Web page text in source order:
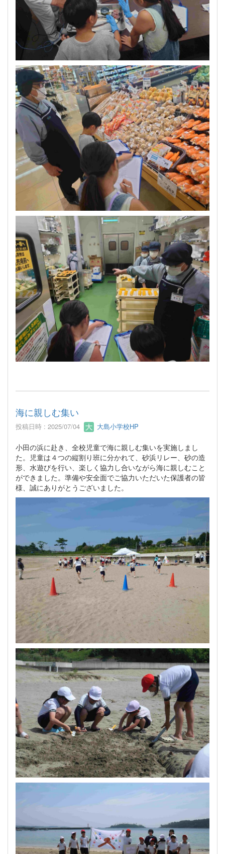
海に親しむ集い
投稿日時 : 2025/07/04 大島小学校HP
小田の浜に赴き、全校児童で海に親しむ集いを実施しまし
た。児童は４つの縦割り班に分かれて、砂浜リレー、砂の造
形、水遊びを行い、楽しく協力し合いながら海に親しむこと
ができました。準備や安全面でご協力いただいた保護者の皆
様、誠にありがとうございました。